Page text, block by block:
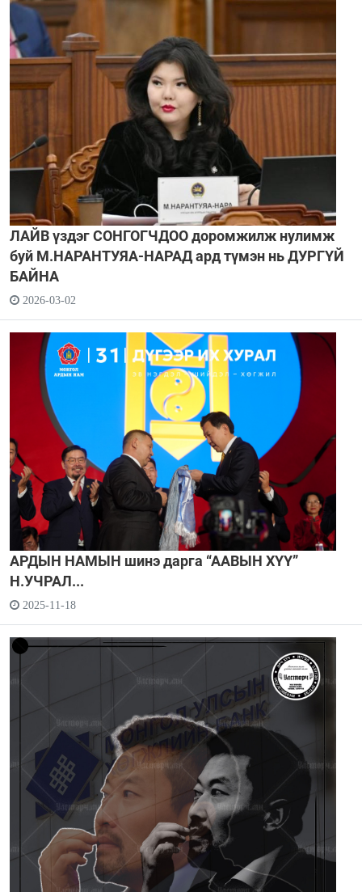
ЛАЙВ үздэг СОНГОГЧДОО доромжилж нулимж
буй М.НАРАНТУЯА-НАРАД ард түмэн нь ДУРГҮЙ
БАЙНА
2026-03-02
АРДЫН НАМЫН шинэ дарга “ААВЫН ХҮҮ”
Н.УЧРАЛ...
2025-11-18